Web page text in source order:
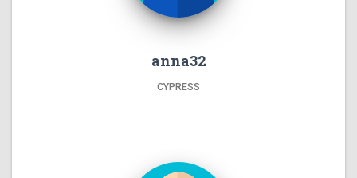
anna32
CYPRESS